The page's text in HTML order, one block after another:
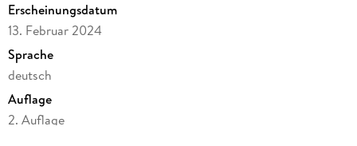
Erscheinungsdatum
13. Februar 2024
Sprache
deutsch
Auflage
2. Auflage